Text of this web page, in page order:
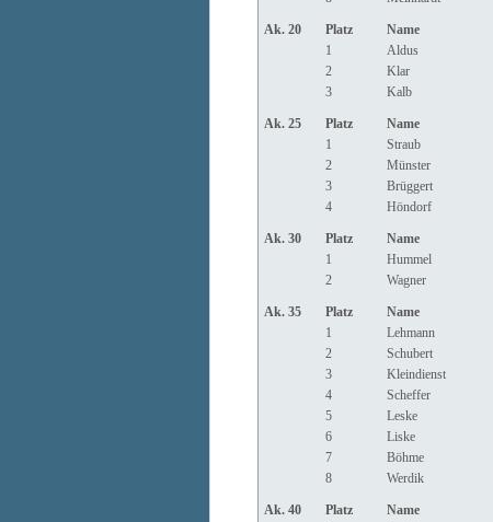
Ak. 20 Platz Name
1
Aldus
2
Klar
3
Kalb
Ak. 25 Platz Name
1
Straub
2
Münster
3
Brüggert
4
Höndorf
Ak. 30 Platz Name
1
Hummel
2
Wagner
Ak. 35 Platz Name
1
Lehmann
2
Schubert
3
Kleindienst
4
Scheffer
5
Leske
6
Liske
7
Böhme
8
Werdik
Ak. 40 Platz Name